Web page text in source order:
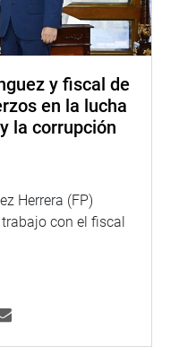
y fiscal de
en la lucha
la corrupción
Herrera (FP)
con el fiscal